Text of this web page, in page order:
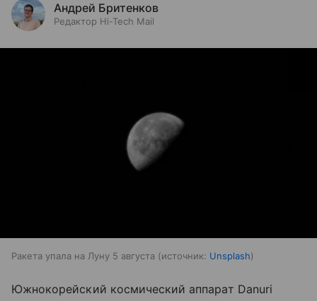
Андрей Бритенков
Редактор Hi-Tech Mail
Ракета упала на Луну 5 августа источник: Unsplash
Южнокорейский космический аппарат Danuri